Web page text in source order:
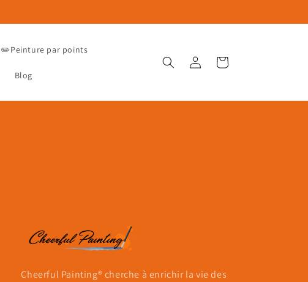
✏️Peinture par points
Blog
Connexion Panier
Cheerful Painting® cherche à enrichir la vie des